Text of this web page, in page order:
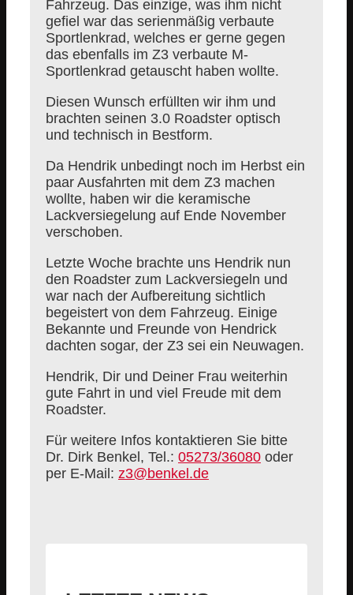
Fahrzeug. Das einzige, was ihm nicht
gefiel war das serienmäßig verbaute
Sportlenkrad, welches er gerne gegen
das ebenfalls im Z3 verbaute M-
Sportlenkrad getauscht haben wollte.
Diesen Wunsch erfüllten wir ihm und
brachten seinen 3.0 Roadster optisch
und technisch in Bestform.
Da Hendrik unbedingt noch im Herbst ein
paar Ausfahrten mit dem Z3 machen
wollte, haben wir die keramische
Lackversiegelung auf Ende November
verschoben.
Letzte Woche brachte uns Hendrik nun
den Roadster zum Lackversiegeln und
war nach der Aufbereitung sichtlich
begeistert von dem Fahrzeug. Einige
Bekannte und Freunde von Hendrick
dachten sogar, der Z3 sei ein Neuwagen.
Hendrik, Dir und Deiner Frau weiterhin
gute Fahrt in und viel Freude mit dem
Roadster.
Für weitere Infos kontaktieren Sie bitte
Dr. Dirk Benkel, Tel.: 05273/36080 oder
per E-Mail: z3@benkel.de